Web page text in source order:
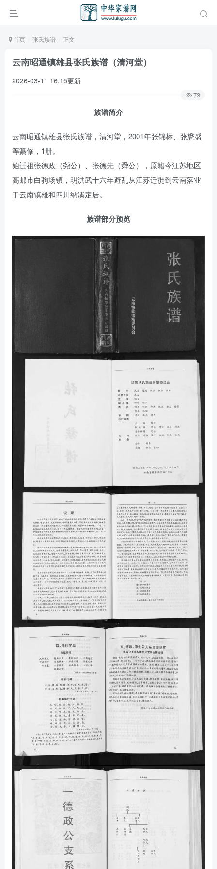
首页 张氏族谱 正文
云南昭通镇雄县张氏族谱（清河堂）
2026-03-11 16:15更新
73
族谱简介
云南昭通镇雄县张氏族谱，清河堂，2001年张锦标、张懋盛
等纂修，1册。
始迁祖张德政（尧公）、张德先（舜公），原籍今江苏地区
高邮市白驹场镇，明洪武十六年避乱从江苏迁徙到云南落业
于云南镇雄和四川纳溪定居。
族谱部分预览